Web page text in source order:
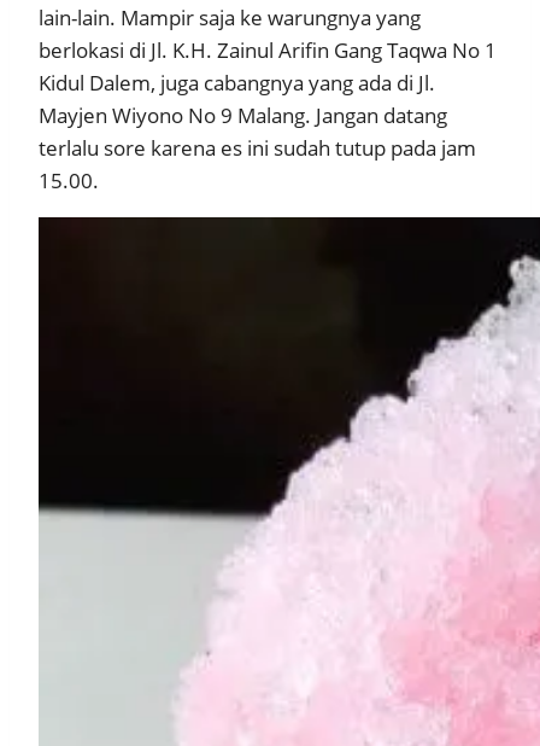
lain-lain. Mampir saja ke warungnya yang
berlokasi di Jl. K.H. Zainul Arifin Gang Taqwa No 1
Kidul Dalem, juga cabangnya yang ada di Jl.
Mayjen Wiyono No 9 Malang. Jangan datang
terlalu sore karena es ini sudah tutup pada jam
15.00.